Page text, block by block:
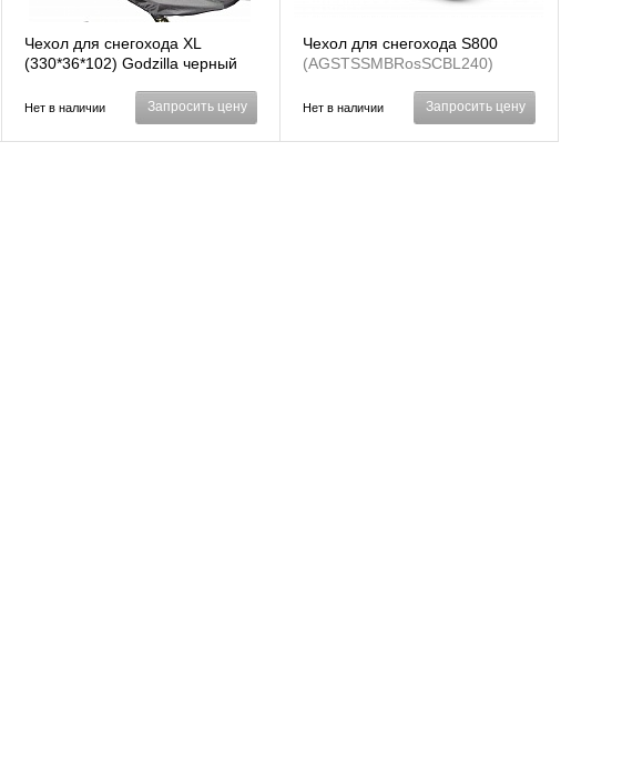
Чехол для снегохода XL
(330*36*102) Godzilla черный
Нет в наличии Запросить цену
Чехол для снегохода S800
(AGSTSSMBRosSCBL240)
Нет в наличии Запросить цену